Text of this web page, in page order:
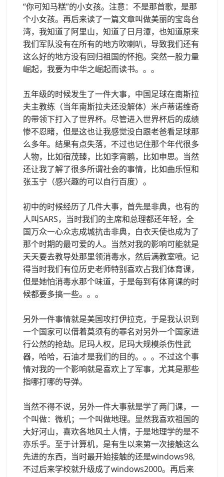
“你可知马糕”的小女孩。注意：不是那首歌，是那
个小女孩。再后来读了一篇文章叫做美丽的宝岛台
湾，我知道了阿里山，知道了日月潭，也知道原来
我们军队没有在所有的地方吹喇叭，导致我们还有
这么好的地方没有回归祖国的怀抱。突然一股力量
崛起，我要为中华之崛起而读书。。。
五年级的时候发生了一件大事，中国足球在南斯拉
夫主教练（当年南斯拉夫还没解体）米卢蒂诺维奇
的带领下打入了世界杯。尽管进入世界杯后的成绩
惨不忍睹，但是这也让我感觉没白跟老爸看足球那
么多年。结果有点失落，不过也记住那个年代很多
人物，比如宿茂臻，比如李宵鹏，比如申思。当然
还让我了解了很多所谓社会的事情，比如曲乐恒和
张玉宁（感兴趣的可以自行百度）。
初中的时候经历了几件大事，首先是非典，也有的
人叫SARS，当时我们的主席和总理都还年轻，全
国万众一心众志成城抗击非典，白衣天使也成为了
那个时期的最可爱的人。当然对我的影响可能就是
天天要去教导处那里领消毒水，然后满教室喷。记
得当时我们有位历史老师特别喜欢占我们体育课，
但是她怕消毒水那个味道，于是每到有体育课的时
候都要多搞一些。。。
另外一件事情就是美国攻打伊拉克，于是我认识到
一个国家可以借着莫须有的罪名对另外一个国家进
行公然的抢劫。尼玛人权，尼玛大规模杀伤性武
器，哈哈，石油才是我们的目的。。。不过这个事
情对我的一个影响就是喜欢上了军事，尤其是那些
指哪打哪的导弹。
当然不得不说，另外一件大事就是学了两门课，一
个叫做：微机；一个叫做地理。显然我喜欢祖国的
大好河山，喜欢各地风土人情，于是地理学的是不
亦乐乎。至于计算机，是有生以来第一次接触这么
先进的东西，当时最开始接触的还是windows98,
不过后来学校就升级成了windows2000。再后来